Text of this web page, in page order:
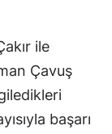
ile
Çavuş
başarı